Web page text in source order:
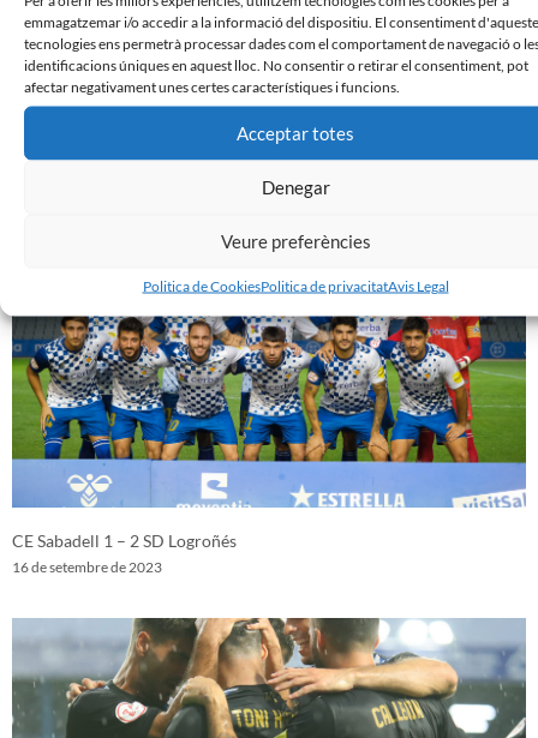
emmagatzemar i/o accedir a la informació del dispositiu. El consentiment
tecnologies ens permetrà processar dades com el comportament de navegació o
identificacions úniques en aquest lloc. No consentir o retirar el consentiment, pot
afectar negativament unes certes característiques i funcions.
Acceptar totes
Denegar
Veure preferències
Politica de CookiesPolitica de privacitatAvis Legal
CE Sabadell 1 – 2 SD Logroñés
16 de setembre de 2023